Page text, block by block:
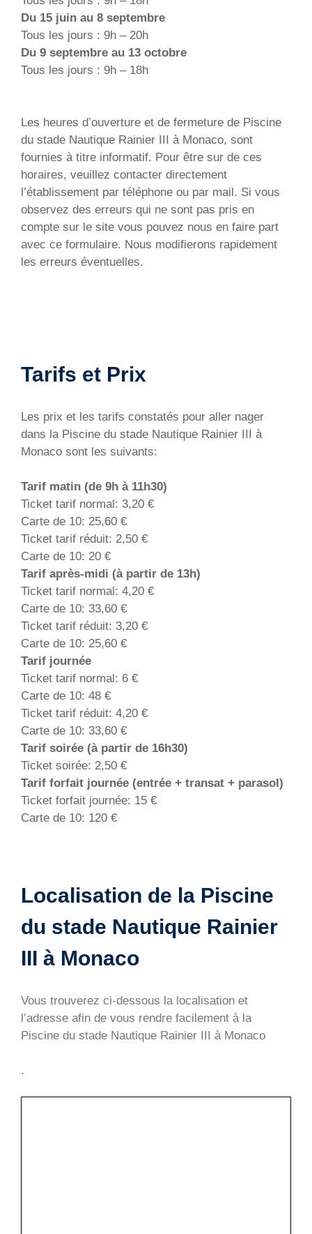
Du 15 juin au 8 septembre
Tous les jours : 9h – 20h
Du 9 septembre au 13 octobre
Tous les jours : 9h – 18h
Les heures d’ouverture et de fermeture de Piscine
du stade Nautique Rainier III à Monaco, sont
fournies à titre informatif. Pour être sur de ces
horaires, veuillez contacter directement
l’établissement par téléphone ou par mail. Si vous
observez des erreurs qui ne sont pas pris en
compte sur le site vous pouvez nous en faire part
avec ce formulaire. Nous modifierons rapidement
les erreurs éventuelles.
Tarifs et Prix
Les prix et les tarifs constatés pour aller nager
dans la Piscine du stade Nautique Rainier III à
Monaco sont les suivants:
Tarif matin (de 9h à 11h30)
Ticket tarif normal: 3,20 €
Carte de 10: 25,60 €
Ticket tarif réduit: 2,50 €
Carte de 10: 20 €
Tarif après-midi (à partir de 13h)
Ticket tarif normal: 4,20 €
Carte de 10: 33,60 €
Ticket tarif réduit: 3,20 €
Carte de 10: 25,60 €
Tarif journée
Ticket tarif normal: 6 €
Carte de 10: 48 €
Ticket tarif réduit: 4,20 €
Carte de 10: 33,60 €
Tarif soirée (à partir de 16h30)
Ticket soirée: 2,50 €
Tarif forfait journée (entrée + transat + parasol)
Ticket forfait journée: 15 €
Carte de 10: 120 €
Localisation de la Piscine
du stade Nautique Rainier
III à Monaco
Vous trouverez ci-dessous la localisation et
l’adresse afin de vous rendre facilement à la
Piscine du stade Nautique Rainier III à Monaco
.